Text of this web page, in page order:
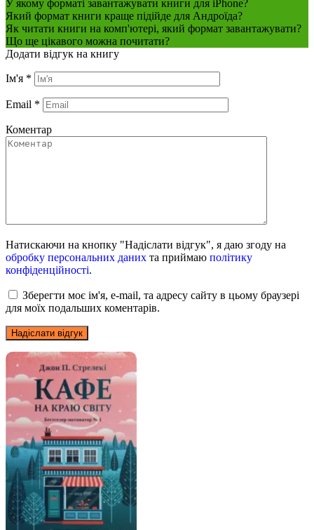
У якому форматі завантажувати книги для iPhone?
Який формат книги краще підійде для Андроїда?
Як читати книги на комп'ютері, який формат завантажувати?
Що ще цікавого можна почитати?
Додати відгук на книгу
Ім'я *
Email *
Коментар
Натискаючи на кнопку "Надіслати відгук", я даю згоду на
обробку персональних даних та приймаю політику
конфіденційності.
Зберегти моє ім'я, e-mail, та адресу сайту в цьому браузері
для моїх подальших коментарів.